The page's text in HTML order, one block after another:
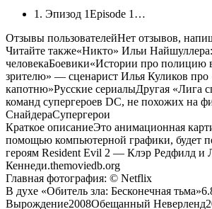
1. Эпизод 1Episode 1 …
Отзывы пользователейНет отзывов,
Читайте также«Никто» Ильи
человекаБоевики«Истории про полицию
зрителю» — сценарист Илья Куликов про
капотню»Русские сериалыДругая «Лига
команд супергероев DC, не похожих на
СнайдераСупергерои
Краткое описаниеЭто анимационная
помощью компьютерной графики, будет
героям Resident Evil 2 — Клэр Редфилд и
Кеннеди.themoviedb.org
Главная фотография: © Netflix
В духе «Обитель зла: Бесконечная
Вырождение2008Обещанный